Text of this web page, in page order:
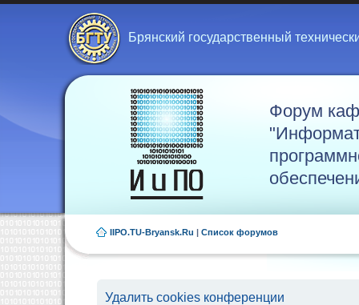
Брянский государственный
Форум
IIPO.TU-Bryansk.Ru | Список форумов
Удалить cookies конференции